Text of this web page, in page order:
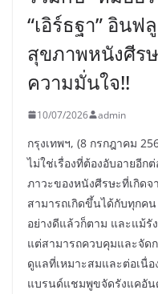
“เอิร์ธฐา” อิน
สุขภาพหนังศีร
ความมั่นใจ!!
10/07/2026 admin
กรุงเทพฯ, (8 กรกฎาคม
ไม่ใช่เรื่องที่ต้องอับอายอีก
ภาวะของหนังศีรษะที่เกิดจ
สามารถเกิดขึ้นได้กับทุกค
อย่างดีแล้วก็ตาม และแม้รั
แต่สามารถควบคุมและจัด
ดูแลที่เหมาะสมและต่อเนื่
แบรนด์แชมพูขจัดรังแคอั